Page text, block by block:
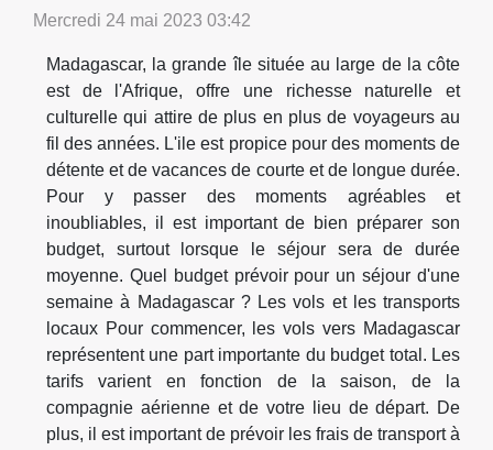
Mercredi 24 mai 2023 03:42
Madagascar, la grande île située au large de la côte
est de l'Afrique, offre une richesse naturelle et
culturelle qui attire de plus en plus de voyageurs au
fil des années. L'ile est propice pour des moments de
détente et de vacances de courte et de longue durée.
Pour y passer des moments agréables et
inoubliables, il est important de bien préparer son
budget, surtout lorsque le séjour sera de durée
moyenne. Quel budget prévoir pour un séjour d'une
semaine à Madagascar ? Les vols et les transports
locaux Pour commencer, les vols vers Madagascar
représentent une part importante du budget total. Les
tarifs varient en fonction de la saison, de la
compagnie aérienne et de votre lieu de départ. De
plus, il est important de prévoir les frais de transport à